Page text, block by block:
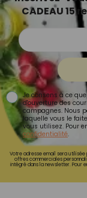
CADEAU 15
Je consens à ce
d'ouverture des
campagnes. Nous
laquelle vous le
vous utilisez. Pour
confidentialité.
Votre adresse email sera utilisée
offres commerciales
intégré dans la newsletter. Pour